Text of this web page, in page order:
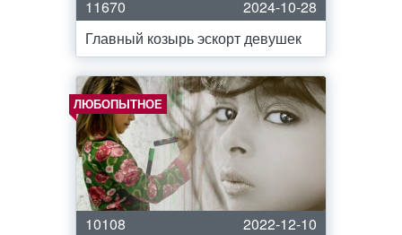
11670
2024-10-28
Главный козырь эскорт девушек
ЛЮБОПЫТНОЕ
10108
2022-12-10